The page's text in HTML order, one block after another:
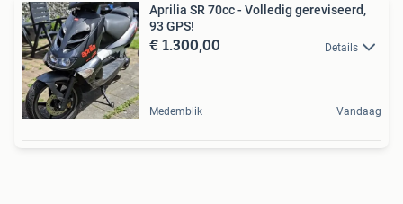
Aprilia SR 70cc - Volledig gereviseerd,
93 GPS!
€ 1.300,00 Details
Medemblik Vandaag